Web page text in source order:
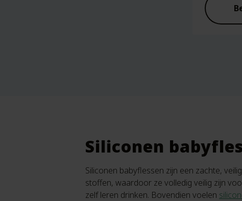
Siliconen
Siliconen babyflessen zijn een zachte,
stoffen, waardoor ze volledig veilig zijn
zelf leren drinken. Bovendien voelen